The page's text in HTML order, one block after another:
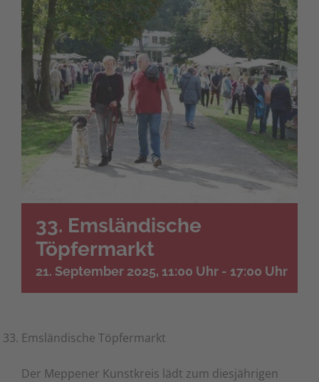
33. Emsländische
Töpfermarkt
21. September 2025, 11:00 Uhr - 17:00 Uhr
Emsländische Töpfermarkt
Der Meppener Kunstkreis lädt zum diesjährigen